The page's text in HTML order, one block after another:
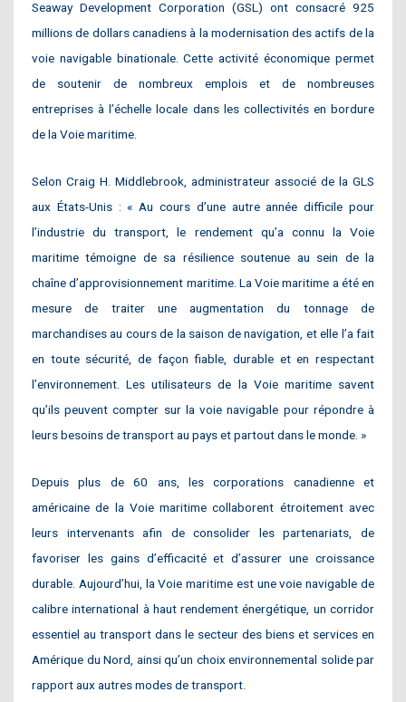
Seaway Development Corporation (GSL) ont consacré 925
millions de dollars canadiens à la modernisation des actifs de la
voie navigable binationale. Cette activité économique permet
de soutenir de nombreux emplois et de nombreuses
entreprises à l’échelle locale dans les collectivités en bordure
de la Voie maritime.
Selon Craig H. Middlebrook, administrateur associé de la GLS
aux États-Unis : « Au cours d’une autre année difficile pour
l’industrie du transport, le rendement qu’a connu la Voie
maritime témoigne de sa résilience soutenue au sein de la
chaîne d’approvisionnement maritime. La Voie maritime a été en
mesure de traiter une augmentation du tonnage de
marchandises au cours de la saison de navigation, et elle l’a fait
en toute sécurité, de façon fiable, durable et en respectant
l’environnement. Les utilisateurs de la Voie maritime savent
qu’ils peuvent compter sur la voie navigable pour répondre à
leurs besoins de transport au pays et partout dans le monde. »
Depuis plus de 60 ans, les corporations canadienne et
américaine de la Voie maritime collaborent étroitement avec
leurs intervenants afin de consolider les partenariats, de
favoriser les gains d’efficacité et d’assurer une croissance
durable. Aujourd’hui, la Voie maritime est une voie navigable de
calibre international à haut rendement énergétique, un corridor
essentiel au transport dans le secteur des biens et services en
Amérique du Nord, ainsi qu’un choix environnemental solide par
rapport aux autres modes de transport.